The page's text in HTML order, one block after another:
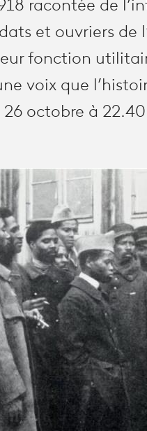
racontée de
et ouvriers de
fonction
voix que
octobre à 22.40